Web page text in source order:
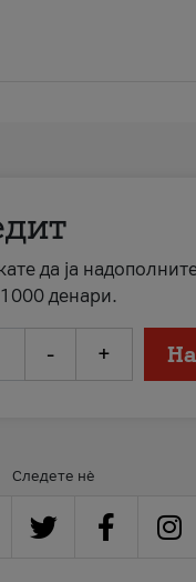
да ја
денари.
- +
Следете нè